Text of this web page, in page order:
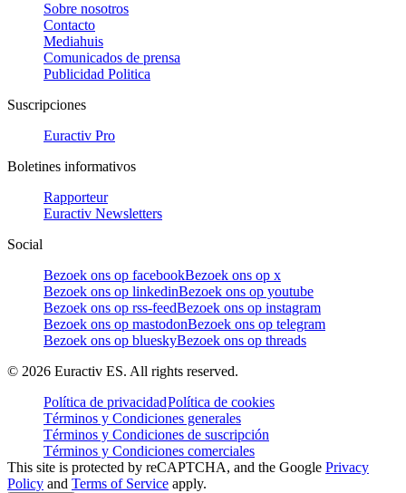
Sobre nosotros
Contacto
Mediahuis
Comunicados de prensa
Publicidad Politica
Suscripciones
Euractiv Pro
Boletines informativos
Rapporteur
Euractiv Newsletters
Social
Bezoek ons op facebookBezoek ons op x
Bezoek ons op linkedinBezoek ons op youtube
Bezoek ons op rss-feedBezoek ons op instagram
Bezoek ons op mastodonBezoek ons op telegram
Bezoek ons op blueskyBezoek ons op threads
© 2026 Euractiv ES. All rights reserved.
Política de privacidadPolítica de cookies
Términos y Condiciones generales
Términos y Condiciones de suscripción
Términos y Condiciones comerciales
This site is protected by reCAPTCHA, and the Google Privacy
Policy and Terms of Service apply.